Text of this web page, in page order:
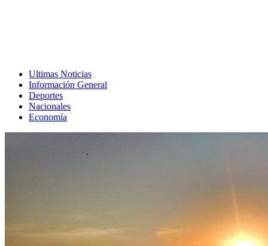
Ultimas Noticias
Información General
Deportes
Nacionales
Economía